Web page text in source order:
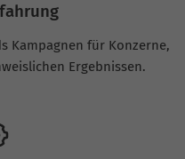
Kampagnen für Konzerne,
Ergebnissen.